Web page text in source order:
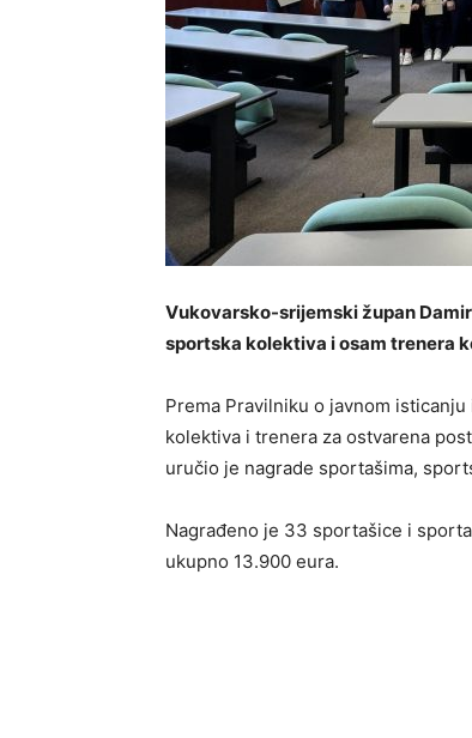
Vukovarsko-srijemski župan
sportska kolektiva i osam trenera
Prema Pravilniku o javnom
kolektiva i trenera za ostvarena
uručio je nagrade sportašima,
Nagrađeno je 33 sportašice i
ukupno 13.900 eura.